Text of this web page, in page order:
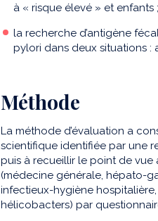
à « risque élevé » et enfants ;
la recherche d’antigène
pylori dans deux situations :
Méthode
La méthode d’évaluation a
scientifique identifiée par une
puis à recueillir le point de
(médecine générale, hépato-
infectieux-hygiène
hélicobacters) par